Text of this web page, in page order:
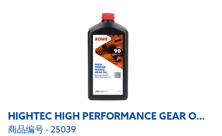
HIGHTEC HIGH PERFORMANCE GEAR OIL SAE 90
商品编号 - 25039